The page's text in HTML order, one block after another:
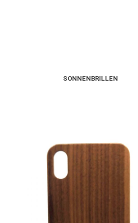
SONNENBRILLEN